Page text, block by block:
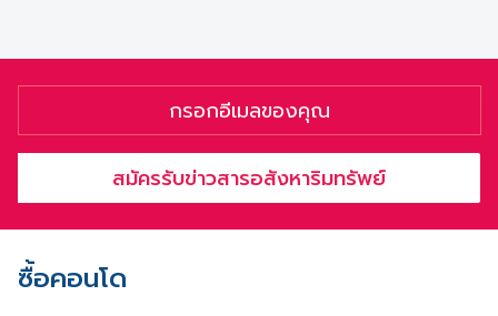
สมัครรับข่าวสารอสังหาริมทรัพย์
ซื้อคอนโด